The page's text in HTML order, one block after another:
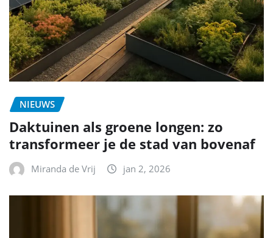
NIEUWS
Daktuinen als groene longen: zo
transformeer je de stad van bovenaf
Miranda de Vrij jan 2, 2026